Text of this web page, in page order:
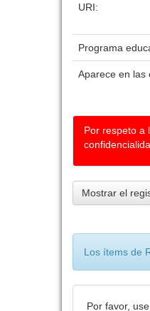
URI:
Programa
Aparece en las
Por respeto a
Mostrar el
Los ítems de
Por favor,